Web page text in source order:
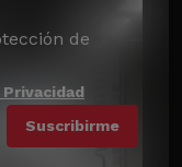
de